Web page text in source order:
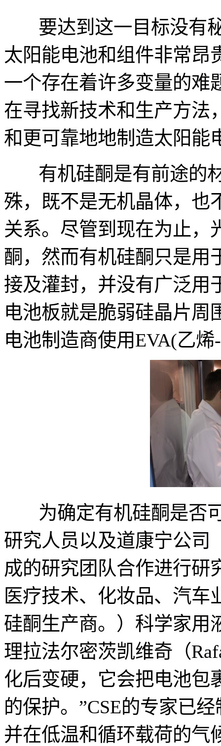
要达到这一目标没有秘
太阳能电池和组件非常昂
一个存在着许多变量的难
在寻找新技术和生产方法
和更可靠地地制造太阳能
有机硅酮是有前途的
殊，既不是无机晶体，也
关系。尽管到现在为止，
酮，然而有机硅酮只是用
接及灌封，并没有广泛用
电池板就是脆弱硅晶片周
电池制造商使用EVA(乙
为确定有机硅酮是否可
研究人员以及道康宁公司
成的研究团队合作进行研
医疗技术、化妆品、汽
硅酮生产商。）科学家用
理拉法尔密茨凯维奇（
化后变硬，它会把电池包
的保护。”CSE的专家已
并在低温和循环载荷的气